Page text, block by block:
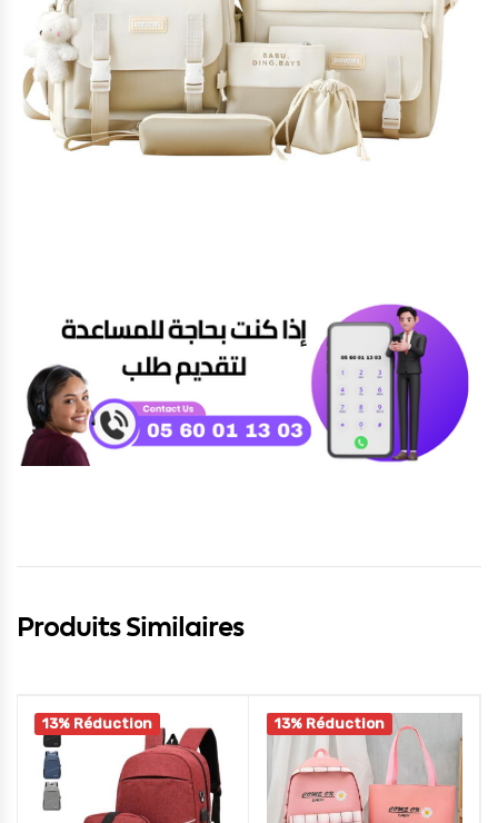
Produits Similaires
13% Réduction 13% Réduction